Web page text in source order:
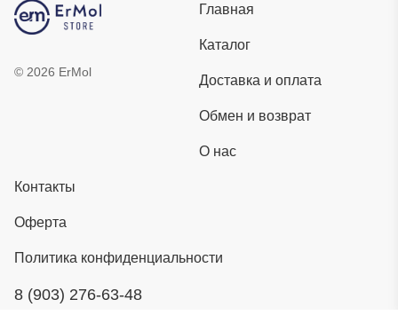
© 2026 ErMol
Главная
Каталог
Доставка и оплата
Обмен и возврат
О нас
Контакты
Оферта
Политика конфиденциальности
8 (903) 276-63-48